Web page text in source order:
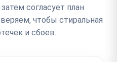
согласует план
чтобы стиральная
и сбоев.